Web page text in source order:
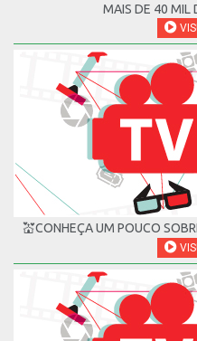
MAIS DE 40 MIL
💒CONHEÇA UM POUCO